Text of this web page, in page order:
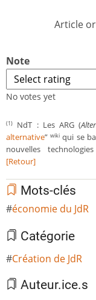
Article
Note
No votes yet
(1) NdT : Les ARG (
alternative”wiki qui se
nouvelles
[Retour]
Mots-clés
économie du JdR
Catégorie
Création de JdR
Auteur.ice.s